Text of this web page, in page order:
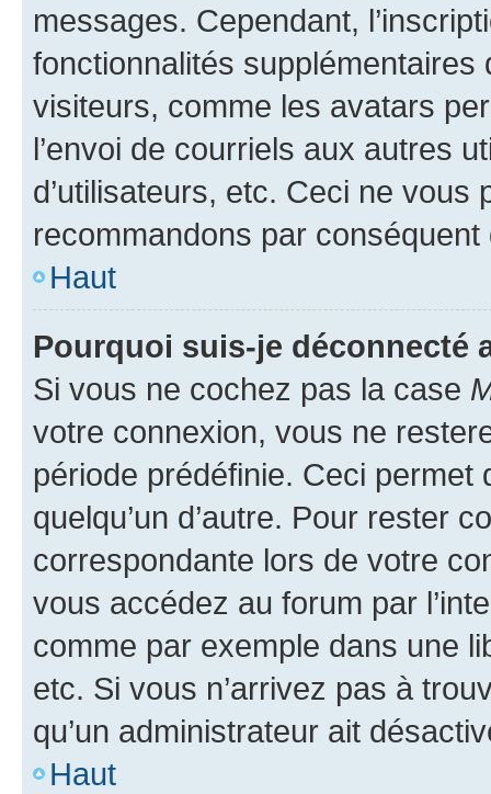
messages. Cependant,
fonctionnalités
visiteurs, comme les avatars
l’envoi de courriels aux autres
d’utilisateurs, etc. Ceci ne vous
recommandons par conséquent
Haut
Pourquoi suis-je déconnecté
Si vous ne cochez pas la case
votre connexion, vous ne
période prédéfinie. Ceci permet
quelqu’un d’autre. Pour rester
correspondante lors de votre
vous accédez au forum par
comme par exemple dans une
etc. Si vous n’arrivez pas à
qu’un administrateur ait
Haut